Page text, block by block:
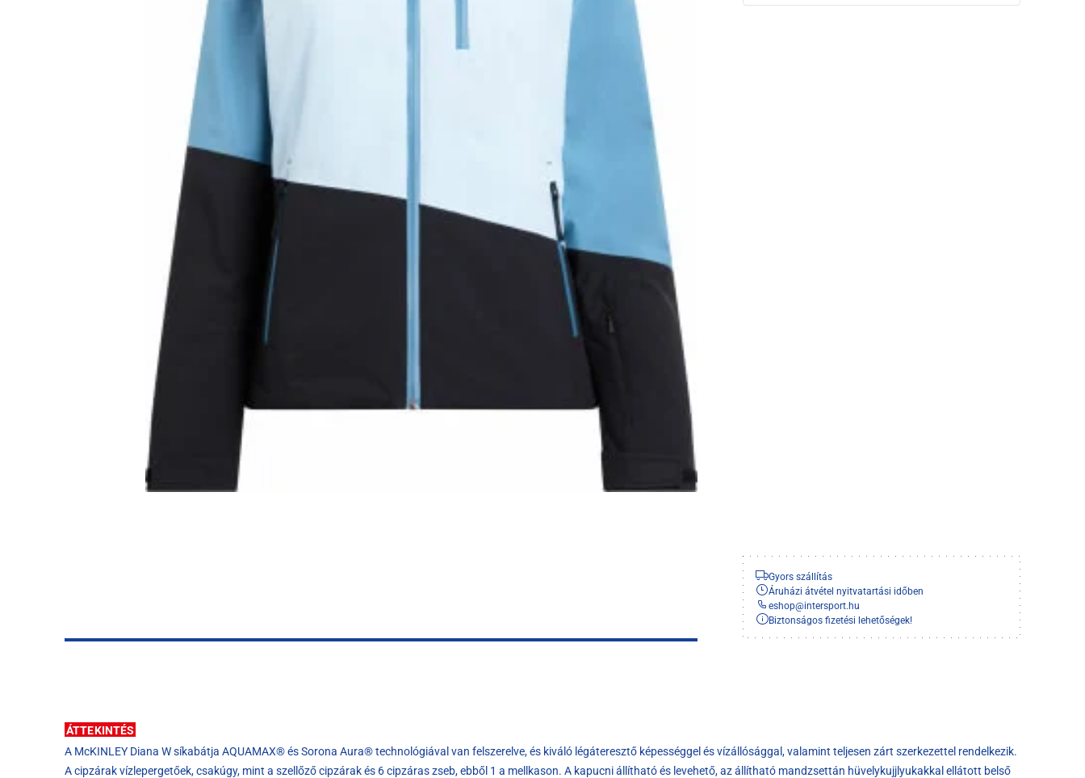
Gyors szállítás
Áruházi átvétel nyitvatartási időben
eshop@intersport.hu
Biztonságos fizetési lehetőségek!
ÁTTEKINTÉS
A McKINLEY Diana W síkabátja AQUAMAX® és Sorona Aura® technológiával van felszerelve, és kiváló légáteresztő képességgel és vízállósággal, valamint teljesen zárt szerkezettel rendelkezik.
A cipzárak vízlepergetőek, csakúgy, mint a szellőző cipzárak és 6 cipzáras zseb, ebből 1 a mellkason. A kapucni állítható és levehető, az állítható mandzsettán hüvelykujjlyukakkal ellátott belső